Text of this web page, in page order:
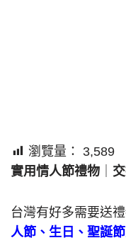
瀏覽量：
3,589
實用情人節禮物
台灣有好多需要送
人節、生日、聖誕